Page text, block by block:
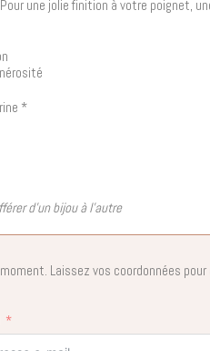
une jolie finition à votre poignet,
*
d’un bijou à l’autre
Laissez vos coordonnées pour